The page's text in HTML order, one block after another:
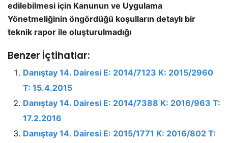
edilebilmesi için Kanunun ve Uygulama
Yönetmeliğinin öngördüğü koşulların detaylı bir
teknik rapor ile oluşturulmadığı
Benzer İçtihatlar:
Danıştay 14. Dairesi E: 2014/7123 K: 2015/2960
T: 15.4.2015
Danıştay 14. Dairesi E: 2014/7388 K: 2016/963 T:
17.2.2016
Danıştay 14. Dairesi E: 2015/1771 K: 2016/802 T: